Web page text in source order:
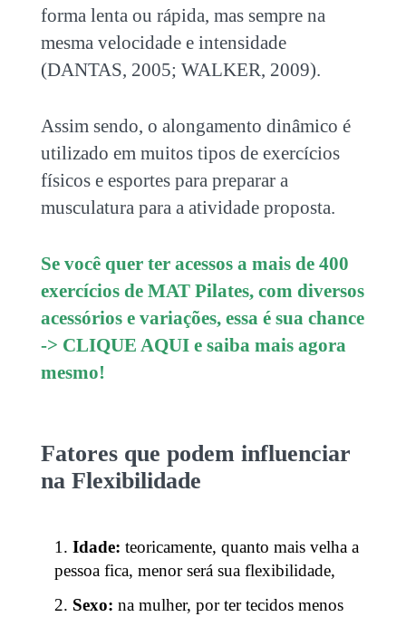
forma lenta ou rápida, mas sempre na
mesma velocidade e intensidade
(DANTAS, 2005; WALKER, 2009).
Assim sendo, o alongamento dinâmico é
utilizado em muitos tipos de exercícios
físicos e esportes para preparar a
musculatura para a atividade proposta.
Se você quer ter acessos a mais de 400
exercícios de MAT Pilates, com diversos
acessórios e variações, essa é sua chance
-> CLIQUE AQUIe saiba mais agora
mesmo!
Fatores que podem influenciar
na Flexibilidade
Idade: teoricamente, quanto mais velha a
pessoa fica, menor será sua flexibilidade,
Sexo: na mulher, por ter tecidos menos